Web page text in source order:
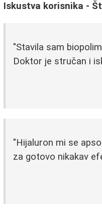
Iskustva korisnika -
"Stavila sam
Doktor je stručan i
"Hijaluron mi se
za gotovo nikakav